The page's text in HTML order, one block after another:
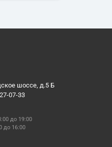
шоссе, д.5 Б
07-33
до 19:00
до 16:00